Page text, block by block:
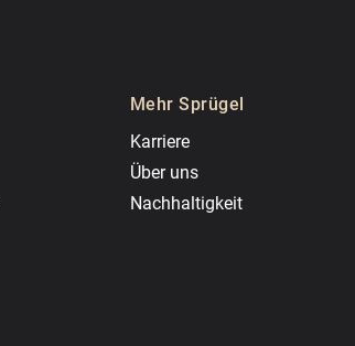
Mehr Sprügel
Karriere
Über uns
Nachhaltigkeit